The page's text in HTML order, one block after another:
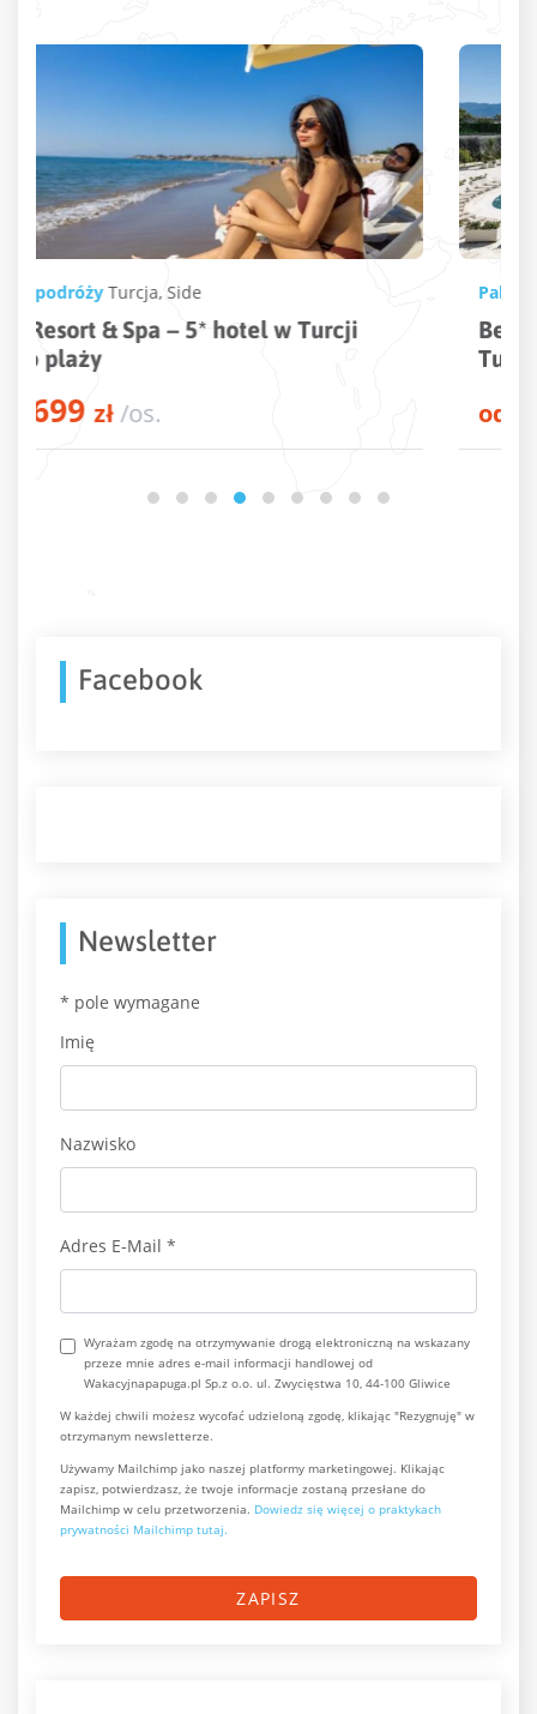
Pakiet podróży Turcja
Beks Premium Resort & Spa – 5* hotel w
Turcji przy plaży
od 3846
Facebook
Newsletter
* pole wymagane
Imię
Nazwisko
Adres E-Mail *
Wyrażam zgodę na otrzymywanie drogą elektroniczną na wskazany
przeze mnie adres e-mail informacji handlowej od
Wakacyjnapapuga.pl Sp.z o.o. ul. Zwycięstwa 10, 44-100 Gliwice
W każdej chwili możesz wycofać udzieloną zgodę, klikając "Rezygnuję" w
otrzymanym newsletterze.
Używamy Mailchimp jako naszej platformy marketingowej. Klikając
zapisz, potwierdzasz, że twoje informacje zostaną przesłane do
Mailchimp w celu przetworzenia. Dowiedz się więcej o praktykach
prywatności Mailchimp tutaj.
ZAPISZ